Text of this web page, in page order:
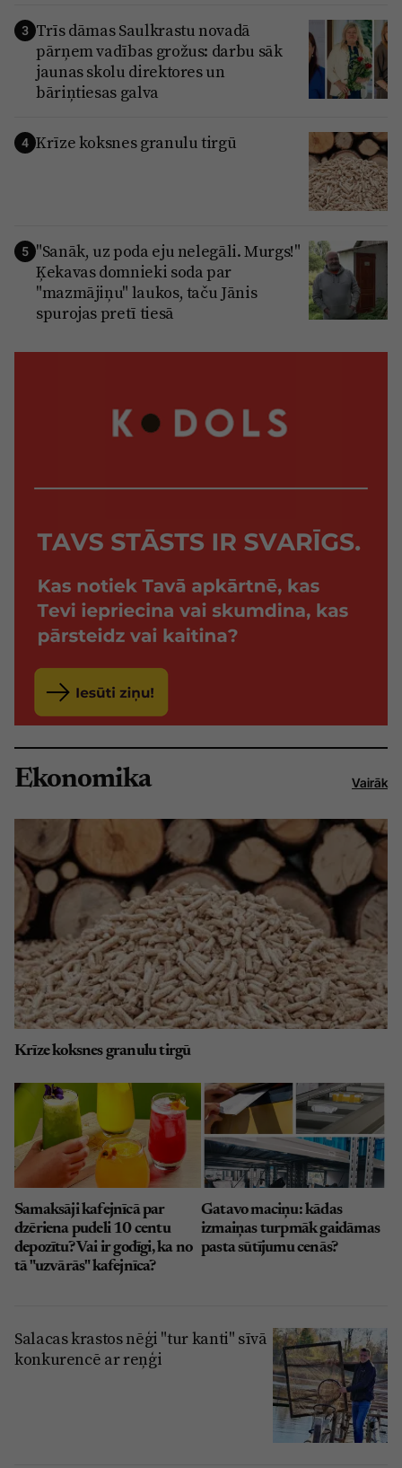
3 Trīs dāmas Saulkrastu novadā
pārņem vadības grožus: darbu sāk
jaunas skolu direktores un
bāriņtiesas galva
4 Krīze koksnes granulu tirgū
5 "Sanāk, uz poda eju nelegāli. Murgs!"
Ķekavas domnieki soda par
"mazmājiņu" laukos, taču Jānis
spurojas pretī tiesā
Ekonomika Vairāk
Krīze koksnes granulu tirgū
Samaksāji kafejnīcā par
dzēriena pudeli 10 centu
depozītu? Vai ir godīgi, ka no
tā "uzvārās" kafejnīca?
Gatavo maciņu: kādas
izmaiņas turpmāk gaidāmas
pasta sūtījumu cenās?
Salacas krastos nēģi "tur kanti" sīvā
konkurencē ar reņģi